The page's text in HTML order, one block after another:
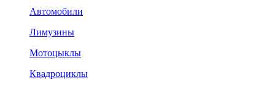
Автомобили
Лимузины
Мотоцыклы
Квадроциклы